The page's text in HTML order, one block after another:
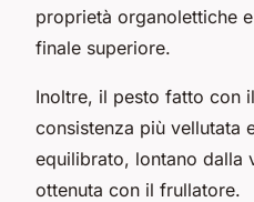
proprietà organolettiche
finale superiore.
Inoltre, il pesto fatto con
consistenza più vellutata
equilibrato, lontano dalla
ottenuta con il frullatore.